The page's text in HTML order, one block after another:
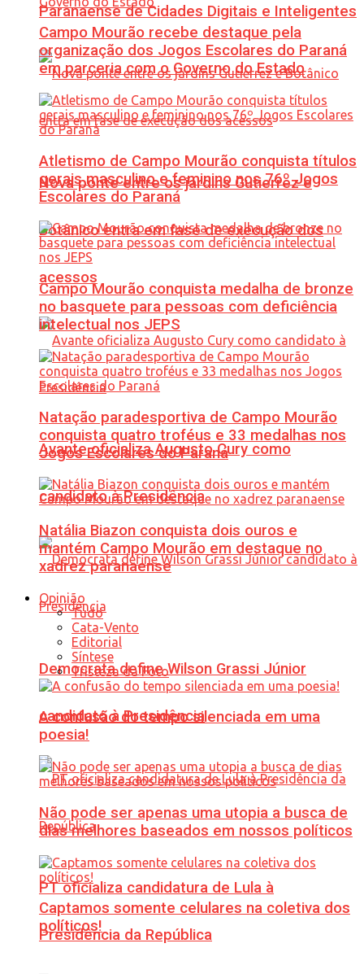
Paranaense de Cidades Digitais e Inteligentes
Nova ponte entre os jardins Gutierrez e
Botânico entra em fase de execução dos
acessos
Avante oficializa Augusto Cury como
candidato à Presidência
Democrata define Wilson Grassi Júnior
candidato à Presidência
PT oficializa candidatura de Lula à
Presidência da República
Campo Mourão recebe destaque pela
organização dos Jogos Escolares do Paraná
em parceria com o Governo do Estado
Atletismo de Campo Mourão conquista títulos
gerais masculino e feminino nos 76º Jogos
Escolares do Paraná
Campo Mourão conquista medalha de bronze
no basquete para pessoas com deficiência
intelectual nos JEPS
Natação paradesportiva de Campo Mourão
conquista quatro troféus e 33 medalhas nos
Jogos Escolares do Paraná
Natália Biazon conquista dois ouros e
mantém Campo Mourão em destaque no
xadrez paranaense
Opinião
Tudo
Cata-Vento
Editorial
Síntese
Tristeza da Foto
A confusão do tempo silenciada em uma
poesia!
Não pode ser apenas uma utopia a busca de
dias melhores baseados em nossos políticos
Captamos somente celulares na coletiva dos
políticos!